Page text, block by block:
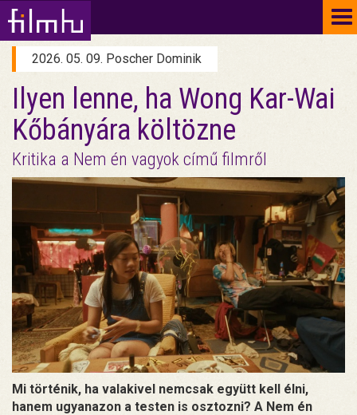
2026. 05. 09. Poscher Dominik
Ilyen lenne, ha Wong Kar-Wai
Kőbányára költözne
Kritika a Nem én vagyok című filmről
Mi történik, ha valakivel nemcsak együtt kell élni,
hanem ugyanazon a testen is osztozni? A Nem én